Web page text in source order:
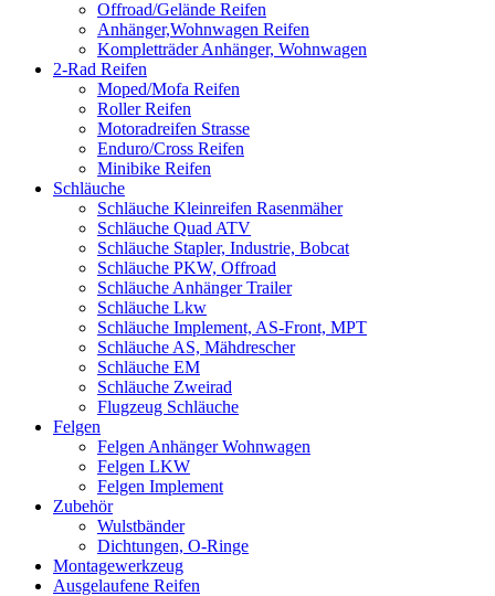
Offroad/Gelände Reifen
Anhänger,Wohnwagen Reifen
Kompletträder Anhänger, Wohnwagen
2-Rad Reifen
Moped/Mofa Reifen
Roller Reifen
Motoradreifen Strasse
Enduro/Cross Reifen
Minibike Reifen
Schläuche
Schläuche Kleinreifen Rasenmäher
Schläuche Quad ATV
Schläuche Stapler, Industrie, Bobcat
Schläuche PKW, Offroad
Schläuche Anhänger Trailer
Schläuche Lkw
Schläuche Implement, AS-Front, MPT
Schläuche AS, Mähdrescher
Schläuche EM
Schläuche Zweirad
Flugzeug Schläuche
Felgen
Felgen Anhänger Wohnwagen
Felgen LKW
Felgen Implement
Zubehör
Wulstbänder
Dichtungen, O-Ringe
Montagewerkzeug
Ausgelaufene Reifen